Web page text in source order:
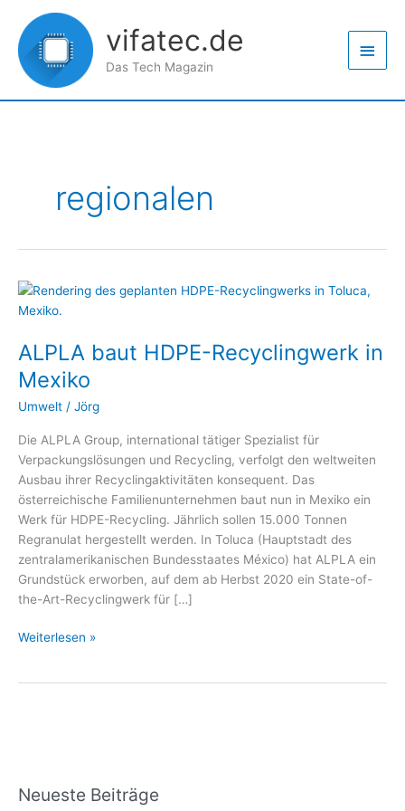
Inhalt
springen
vifatec.de
Das Tech Magazin
regionalen
ALPLA baut HDPE-Recyclingwerk in
Mexiko
Umwelt / Jörg
Die ALPLA Group, international tätiger Spezialist für
Verpackungslösungen und Recycling, verfolgt den weltweiten
Ausbau ihrer Recyclingaktivitäten konsequent. Das
österreichische Familienunternehmen baut nun in Mexiko ein
Werk für HDPE-Recycling. Jährlich sollen 15.000 Tonnen
Regranulat hergestellt werden. In Toluca (Hauptstadt des
zentralamerikanischen Bundesstaates México) hat ALPLA ein
Grundstück erworben, auf dem ab Herbst 2020 ein State-of-
the-Art-Recyclingwerk für […]
ALPLA
baut
Recyclingwerk
in
Mexiko
Weiterlesen »
Neueste Beiträge